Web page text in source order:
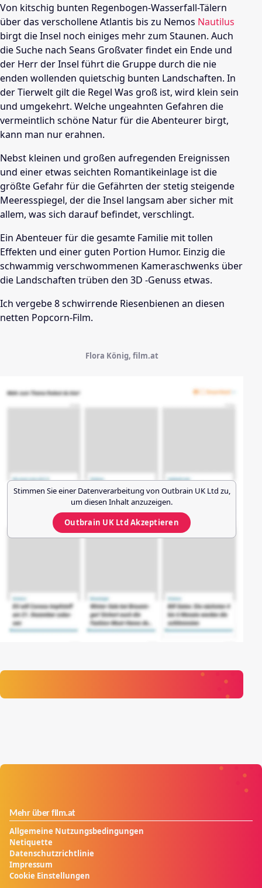
Von kitschig bunten Regenbogen-Wasserfall-Tälern
über das verscholleneAtlantis bis zu Nemos Nautilus
birgt die Insel noch einiges mehr zum Staunen. Auch
die Suche nach Seans Großvater findet ein Ende und
der Herr der Insel führt die Gruppe durch die nie
enden wollenden quietschig bunten Landschaften. In
der Tierwelt gilt die Regel Was groß ist, wird klein sein
und umgekehrt. Welche ungeahnten Gefahren die
vermeintlich schöne Natur für die Abenteurer birgt,
kann man nur erahnen.
Nebst kleinen und großen aufregenden Ereignissen
und einer etwas seichten Romantikeinlage ist die
größte Gefahr für die Gefährten der stetig steigende
Meeresspiegel, der die Insel langsam aber sicher mit
allem, was sich darauf befindet, verschlingt.
Ein Abenteuer für die gesamte Familie mit tollen
Effekten und einer guten Portion Humor. Einzig die
schwammig verschwommenen Kameraschwenks über
die Landschaften trüben den 3D -Genuss etwas.
Ich vergebe 8 schwirrende Riesenbienen an diesen
netten Popcorn-Film.
Flora König, film.at
Stimmen Sie einer Datenverarbeitung von Outbrain UK Ltd zu,
um diesen Inhalt anzuzeigen.
Outbrain UK LtdAkzeptieren
Mehr über film.at
Allgemeine Nutzungsbedingungen
Netiquette
Datenschutzrichtlinie
Impressum
Cookie Einstellungen